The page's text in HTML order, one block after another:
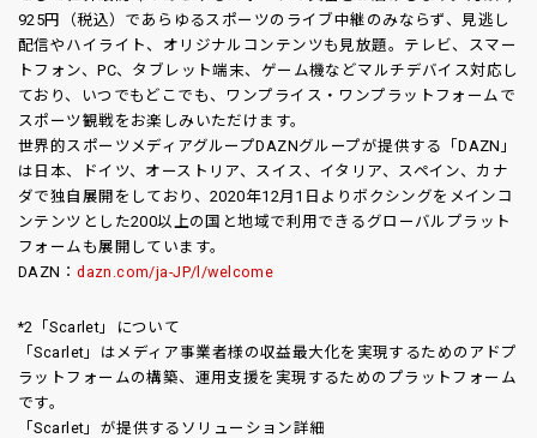
925円（税込）であらゆるスポーツのライブ中継のみならず、見逃し
配信やハイライト、オリジナルコンテンツも見放題。テレビ、スマー
トフォン、PC、タブレット端末、ゲーム機などマルチデバイス対応し
ており、いつでもどこでも、ワンプライス・ワンプラットフォームで
スポーツ観戦をお楽しみいただけます。
世界的スポーツメディアグループDAZNグループが提供する「DAZN」
は日本、ドイツ、オーストリア、スイス、イタリア、スペイン、カナ
ダで独自展開をしており、2020年12月1日よりボクシングをメインコ
ンテンツとした200以上の国と地域で利用できるグローバルプラット
フォームも展開しています。
DAZN：dazn.com/ja-JP/l/welcome
*2「Scarlet」について
「Scarlet」はメディア事業者様の収益最大化を実現するためのアドプ
ラットフォームの構築、運用支援を実現するためのプラットフォーム
です。
「Scarlet」が提供するソリューション詳細